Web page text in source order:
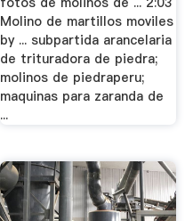
Molino de martillos moviles
by ... subpartida arancelaria
de trituradora de piedra;
molinos de piedraperu;
maquinas para zaranda de
...